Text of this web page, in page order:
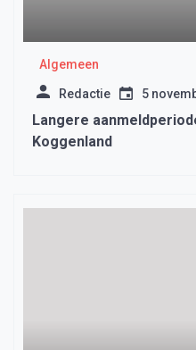
Algemeen
Redactie 5
Langere
Koggenland